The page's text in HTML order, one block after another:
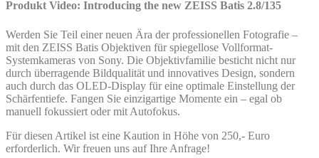
Produkt Video: Introducing the new ZEISS Batis 2.8/135
Werden Sie Teil einer neuen Ära der professionellen Fotografie –
mit den ZEISS Batis Objektiven für spiegellose Vollformat-
Systemkameras von Sony. Die Objektivfamilie besticht nicht nur
durch überragende Bildqualität und innovatives Design, sondern
auch durch das OLED-Display für eine optimale Einstellung der
Schärfentiefe. Fangen Sie einzigartige Momente ein – egal ob
manuell fokussiert oder mit Autofokus.
Für diesen Artikel ist eine Kaution in Höhe von 250,- Euro
erforderlich. Wir freuen uns auf Ihre Anfrage!